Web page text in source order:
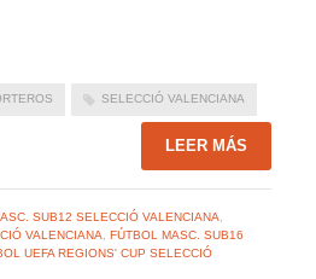
SELECCIÓ VALENCIANA
LEER MÁS
SUB12 SELECCIÓ VALENCIANA
VALENCIANA
FÚTBOL MASC. SUB16
UEFA REGIONS' CUP SELECCIÓ